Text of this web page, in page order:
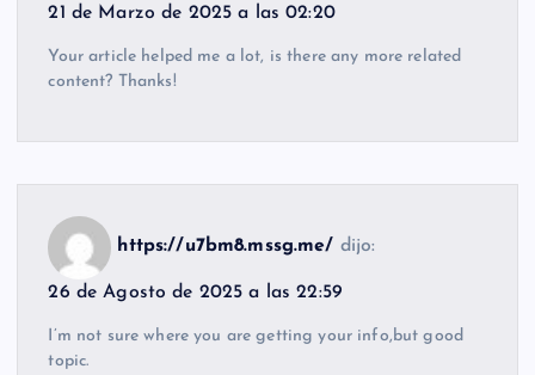
21 de Marzo de 2025 a las 02:20
Your article helped me a lot, is there any more related
content? Thanks!
https://u7bm8.mssg.me/ dijo:
26 de Agosto de 2025 a las 22:59
I’m not sure where you are getting your info,but good
topic.